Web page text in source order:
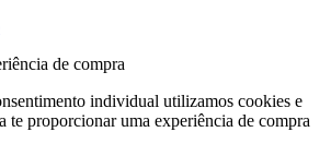
de compra
individual utilizamos cookies e
te proporcionar uma experiência de compra